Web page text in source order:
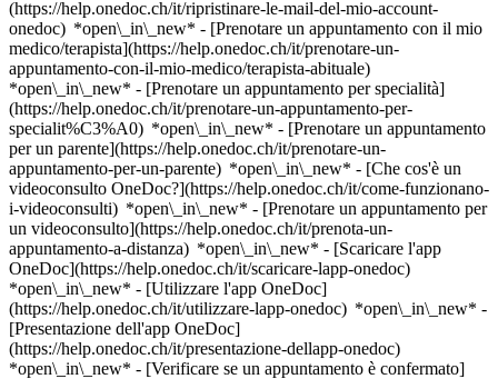
(https://help.onedoc.ch/it/ripristinare-le-mail-del-mio-account-
onedoc) *open\_in\_new* - [Prenotare un appuntamento con il mio
medico/terapista](https://help.onedoc.ch/it/prenotare-un-
appuntamento-con-il-mio-medico/terapista-abituale)
*open\_in\_new* - [Prenotare un appuntamento per specialità]
(https://help.onedoc.ch/it/prenotare-un-appuntamento-per-
specialit%C3%A0) *open\_in\_new* - [Prenotare un appuntamento
per un parente](https://help.onedoc.ch/it/prenotare-un-
appuntamento-per-un-parente) *open\_in\_new* - [Che cos'è un
videoconsulto OneDoc?](https://help.onedoc.ch/it/come-funzionano-
i-videoconsulti) *open\_in\_new* - [Prenotare un appuntamento per
un videoconsulto](https://help.onedoc.ch/it/prenota-un-
appuntamento-a-distanza) *open\_in\_new* - [Scaricare l'app
OneDoc](https://help.onedoc.ch/it/scaricare-lapp-onedoc)
*open\_in\_new* - [Utilizzare l'app OneDoc]
(https://help.onedoc.ch/it/utilizzare-lapp-onedoc) *open\_in\_new* -
[Presentazione dell'app OneDoc]
(https://help.onedoc.ch/it/presentazione-dellapp-onedoc)
*open\_in\_new* - [Verificare se un appuntamento è confermato](https://help.onedoc.ch/it/verificare-se-un-appuntamento-%C3%A8-confermato) *open\_in\_new* - [Annullare un appuntamento prenotato online su OneDoc](https://help.onedoc.ch/it/annullare-un-appuntamento-prenotato-online-su-onedoc) *open\_in\_new* - [Non ho ricevuto la conferma dell'appuntamento](https://help.onedoc.ch/it/non-ho-ricevuto-la-conferma-dellappuntamento) *open\_in\_new* [Vedi tutti i nostri articoli *open\_in\_new*](https://help.onedoc.ch/it/) close ## Modifica la ricerca ![Casa con segno più che indica che la consultazione può essere effettuata in sede](https://www.onedoc.ch/assets/images/icons/on-site.svg) In loco ![Fotocamera con simbolo play che indica che la consultazione può essere effettuata a distanza in video](https://www.onedoc.ch/assets/images/icons/remote.svg) A distanza Cerca #### Specialità #### Professionisti #### Istituti edit Dentista a Tramelan tune Filtra per Nuovo paziente*keyboard\_arrow\_down* - Accettato*check\_circle* Lingua parlata*keyboard\_arrow\_down* - Arabo*check\_circle* - Croato*check\_circle* - Francese*check\_circle* - Giapponese*check\_circle* - Greco*check\_circle* - Inglese*check\_circle* - Italiano*check\_circle* - Polacco*check\_circle* - Portoghese*check\_circle* - Rumeno*check\_circle* - Russo*check\_circle* - Serbo*check\_circle* - Spagnolo*check\_circle* - Tedesco*check\_circle* - Turco*check\_circle* - Ucraino*check\_circle* Sesso*keyboard\_arrow\_down* - Donna*check\_circle* - Uomo*check\_circle* Disponibilità*keyboard\_arrow\_down* - Disponibile oggi*check\_circle* - Entro i prossimi 3 giorni*check\_circle* - Entro i prossimi 7 giorni*check\_circle* - Entro i prossimi 14 giorni*check\_circle* # __Dentista__ a __Tramelan__: prenota il tuo appuntamento online oggi ## 3 risultati a Tramelan [![Dr. Arnaud Bluntzer, dentista a Tramelan](https://assets.onedoc.ch/images/users/6ad6835447f8ecaa803d1c04e33c36771bb3a57caf2209dc12977e9c71a16103-small.png "Dr. Arnaud Bluntzer, dentista a Tramelan")](https://www.onedoc.ch/it/dentista/tramelan/pcj0a/dr-arnaud-bluntzer) ### [Dr. Arnaud Bluntzer](https://www.onedoc.ch/it/dentista/tramelan/pcj0a/dr-arnaud-bluntzer) Dentista [White Cabinets Dentaires - Tramelan](https://www.onedoc.ch/it/studio-dentistico/tramelan/e6jn/white-cabinets-dentaires-tramelan) Chemin des Lovières 2 2720 Tramelan ![Icona paziente con segno più che indica che il professionista accetta nuovi pazienti](https://www.onedoc.ch/assets/images/icons/new-patients.svg)Accetta nuovi pazienti [Prenota un appuntamento](https://www.onedoc.ch/it/dentista/tramelan/pcj0a/dr-arnaud-bluntzer) Competenze:[Emergenza dentale](https://www.onedoc.ch/it/emergenza-dentale/tramelan), [Carie](https://www.onedoc.ch/it/carie/tramelan), [Devitalizzazione](https://www.onedoc.ch/it/devitalizzazione/tramelan)Vedi di più *chevron\_left* lun 03 ago *chevron\_right* Vedi più appuntamenti Nessuna disponibilità online nei prossimi giorni Competenze:[Emergenza dentale](https://www.onedoc.ch/it/emergenza-dentale/tramelan), [Carie](https://www.onedoc.ch/it/carie/tramelan), [Devitalizzazione](https://www.onedoc.ch/it/devitalizzazione/tramelan)Vedi di più [![Sig. Vasco Dias, ortodontista a Tramelan](https://assets.onedoc.ch/images/users/c0fd5cdacad8aad0c0dda47bca75edbcef23e01203a626f719041a1612a4a921-small.png "Sig. Vasco Dias, ortodontista a Tramelan")](https://www.onedoc.ch/it/ortodontista/tramelan/pcj0b/vasco-dias) ### [Sig. Vasco Dias](https://www.onedoc.ch/it/ortodontista/tramelan/pcj0b/vasco-dias) [Ortodontista](https://www.onedoc.ch/it/ortodontista/tramelan), Dentista [White Cabinets Dentaires - Tramelan](https://www.onedoc.ch/it/studio-dentistico/tramelan/e6jn/white-cabinets-dentaires-tramelan) Chemin des Lovières 2 2720 Tramelan ![Icona paziente con segno più che indica che il professionista accetta nuovi pazienti](https://www.onedoc.ch/assets/images/icons/new-patients.svg)Accetta nuovi pazienti [Prenota un appuntamento](https://www.onedoc.ch/it/ortodontista/tramelan/pcj0b/vasco-dias) Competenze:[Pedodonzia | Odontoiatria pediatrica](https://www.onedoc.ch/it/pedodonzia-odontoiatria-pediatrica/tramelan), [Emergenza dentale](https://www.onedoc.ch/it/emergenza-dentale/tramelan), [Allineamento dei denti | Allineatore trasparente invisibile](https://www.onedoc.ch/it/allineamento-dei-denti-allineatore-trasparente-invisibile/tramelan), [Apparecchi dentali](https://www.onedoc.ch/it/apparecchi-dentali/tramelan), [Carie](https://www.onedoc.ch/it/carie/tramelan), [Infezione dentale | Mal di denti](https://www.onedoc.ch/it/infezione-dentale-mal-di-denti/tramelan)Vedi di più *chevron\_left* lun 03 ago *chevron\_right* Vedi più appuntamenti Nessuna disponibilità online nei prossimi giorni Competenze:[Pedodonzia | Odontoiatria pediatrica](https://www.onedoc.ch/it/pedodonzia-odontoiatria-pediatrica/tramelan), [Emergenza dentale](https://www.onedoc.ch/it/emergenza-dentale/tramelan), [Allineamento dei denti | Allineatore trasparente invisibile](https://www.onedoc.ch/it/allineamento-dei-denti-allineatore-trasparente-invisibile/tramelan), [Apparecchi dentali](https://www.onedoc.ch/it/apparecchi-dentali/tramelan), [Carie](https://www.onedoc.ch/it/carie/tramelan), [Infezione dentale | Mal di denti](https://www.onedoc.ch/it/infezione-dentale-mal-di-denti/tramelan)Vedi di più [![Dr.ssa Daniele Carvalho, dentista assistente a Tramelan](https://assets.onedoc.ch/images/users/741e362d0d88388b13090830c8ab9bd04972fd499cd3a7c01c76487910160438-small.jpg "Dr.ssa Daniele Carvalho, dentista assistente a Tramelan")](https://www.onedoc.ch/it/dentista/tramelan/pc3yw/dr-daniele-carvalho) ### [Dr.ssa Daniele Carvalho](https://www.onedoc.ch/it/dentista/tramelan/pc3yw/dr-daniele-carvalho) Dentista assistente [White Cabinets Dentaires - Tramelan](https://www.onedoc.ch/it/studio-dentistico/tramelan/e6jn/white-cabinets-dentaires-tramelan) Chemin des Lovières 2 2720 Tramelan ![Icona paziente con segno meno che indica che il professionista non accetta nuovi pazienti](https://www.onedoc.ch/assets/images/icons/no-new-patients.svg)Non accetta nuovi pazienti [Prenota un appuntamento](https://www.onedoc.ch/it/dentista/tramelan/pc3yw/dr-daniele-carvalho) Competenze:[Devitalizzazione](https://www.onedoc.ch/it/devitalizzazione/tramelan), [Carie](https://www.onedoc.ch/it/carie/tramelan), [Detartrasi](https://www.onedoc.ch/it/detartrasi/tramelan), [Endodonzia](https://www.onedoc.ch/it/endodonzia/tramelan), [Estrazione dentale | Denti del giudizio](https://www.onedoc.ch/it/estrazione-dentale-denti-del-giudizio/tramelan), [Parodontite | Carie | Cura delle gengive](https://www.onedoc.ch/it/parodontite-carie-cura-delle-gengive/tramelan), [Protesi dentaria | Stellite dentale](https://www.onedoc.ch/it/protesi-dentaria-stellite-dentale/tramelan), [Pedodonzia | Odontoiatria pediatrica](https://www.onedoc.ch/it/pedodonzia-odontoiatria-pediatrica/tramelan), [Corone dentali](https://www.onedoc.ch/it/corone-dentali/tramelan)Vedi di più *chevron\_left* lun 03 ago *chevron\_right* Vedi più appuntamenti Nessuna disponibilità online nei prossimi giorni Competenze:[Devitalizzazione](https://www.onedoc.ch/it/devitalizzazione/tramelan), [Carie](https://www.onedoc.ch/it/carie/tramelan), [Detartrasi](https://www.onedoc.ch/it/detartrasi/tramelan), [Endodonzia](https://www.onedoc.ch/it/endodonzia/tramelan), [Estrazione dentale | Denti del giudizio](https://www.onedoc.ch/it/estrazione-dentale-denti-del-giudizio/tramelan), [Parodontite | Carie | Cura delle gengive](https://www.onedoc.ch/it/parodontite-carie-cura-delle-gengive/tramelan), [Protesi dentaria | Stellite dentale](https://www.onedoc.ch/it/protesi-dentaria-stellite-dentale/tramelan), [Pedodonzia | Odontoiatria pediatrica](https://www.onedoc.ch/it/pedodonzia-odontoiatria-pediatrica/tramelan), [Corone dentali](https://www.onedoc.ch/it/corone-dentali/tramelan)Vedi di più ## __Dentisti__: altri specialisti sono disponibili online nei pressi di __Tramelan__ [![Dr.ssa Ludmyla Fochuk Brás, dentista a Bienna](https://assets.onedoc.ch/images/users/5c63f67027c33ca9352922982912994c9b8b9316256090e77604b5782f9a88d0-small.png "Dr.ssa Ludmyla Fochuk Brás, dentista a Bienna")](https://www.onedoc.ch/it/dentista/bienna/pc2kr/dr-ludmyla-fochuk-bras) ### [Dr.ssa Ludmyla Fochuk Brás](https://www.onedoc.ch/it/dentista/bienna/pc2kr/dr-ludmyla-fochuk-bras) ![Badge che indica un profilo verificato](https://www.onedoc.ch/assets/images/icons/checkmark.svg) [Dentista](https://www.onedoc.ch/it/dentista/bienna) [Cabinet Dental Face](https://www.onedoc.ch/it/studio-dentistico/bienna/eberg/cabinet-dental-face) General-Dufour-Strasse 38 2502 Bienna ![Icona paziente con segno più che indica che il professionista accetta nuovi pazienti](https://www.onedoc.ch/assets/images/icons/new-patients.svg)Accetta nuovi pazienti [Prenota un appuntamento](https://www.onedoc.ch/it/dentista/bienna/pc2kr/dr-ludmyla-fochuk-bras) Competenze:[Parodontite | Carie | Cura delle gengive](https://www.onedoc.ch/it/parodontite-carie-cura-delle-gengive/bienna), [Carie](https://www.onedoc.ch/it/carie/bienna), [Radiografia dentale](https://www.onedoc.ch/it/radiografia-dentale/bienna), [Ascesso dentale](https://www.onedoc.ch/it/ascesso-dentale/bienna), [Devitalizzazione](https://www.onedoc.ch/it/devitalizzazione/bienna), [Gengivite](https://www.onedoc.ch/it/gengivite/bienna), [Endodonzia](https://www.onedoc.ch/it/endodonzia/bienna)Vedi di più Competenze:[Parodontite | Carie | Cura delle gengive](https://www.onedoc.ch/it/parodontite-carie-cura-delle-gengive/bienna), [Carie](https://www.onedoc.ch/it/carie/bienna), [Radiografia dentale](https://www.onedoc.ch/it/radiografia-dentale/bienna), [Ascesso dentale](https://www.onedoc.ch/it/ascesso-dentale/bienna), [Devitalizzazione](https://www.onedoc.ch/it/devitalizzazione/bienna), [Gengivite](https://www.onedoc.ch/it/gengivite/bienna), [Endodonzia](https://www.onedoc.ch/it/endodonzia/bienna)